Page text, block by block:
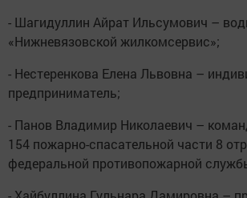
- Шагидуллин Айрат Ильсумович –
«Нижневязовской жилкомсервис»;
- Нестеренкова Елена Львовна –
предприниматель;
- Панов Владимир Николаевич –
154 пожарно-спасательной части 8
федеральной противопожарной